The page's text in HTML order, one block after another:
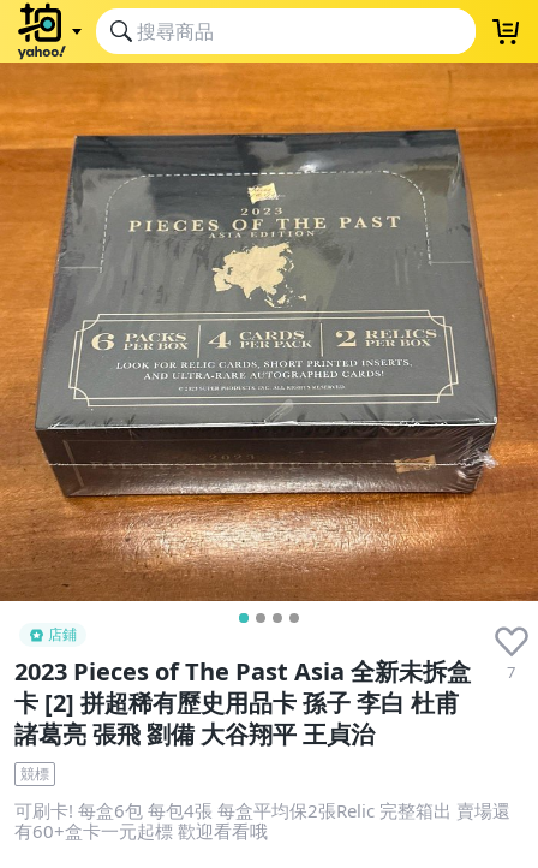
店鋪
2023 Pieces of The Past Asia 全新未拆盒
卡 [2] 拼超稀有歷史用品卡 孫子 李白 杜甫
諸葛亮 張飛 劉備 大谷翔平 王貞治
7
競標
可刷卡! 每盒6包 每包4張 每盒平均保2張Relic 完整箱出 賣場還
有60+盒卡一元起標 歡迎看看哦